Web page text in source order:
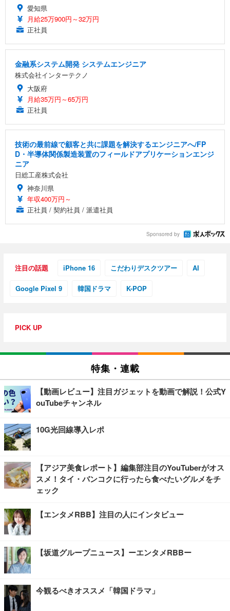
愛知県
月給25万900円～32万円
正社員
金融系システム開発 システムエンジニア
株式会社インターテクノ
大阪府
月給35万円～65万円
正社員
技術の最前線で顧客と共に課題を解決するエンジニアへ/FP
D・半導体関係製造装置のフィールドアプリケーションエンジ
ニア
日総工産株式会社
神奈川県
年収400万円～
正社員 / 契約社員 / 派遣社員
Sponsored by
注目の話題 iPhone 16 こだわりデスクツアー AI
Google Pixel 9 韓国ドラマ K-POP
PICK UP
特集・連載
【動画レビュー】注目ガジェットを動画で解説！公式Y
ouTubeチャンネル
10G光回線導入レポ
【アジア美食レポート】編集部注目のYouTuberがオス
スメ！タイ・バンコクに行ったら食べたいグルメをチ
ェック
【エンタメRBB】注目の人にインタビュー
【坂道グループニュース】ーエンタメRBBー
今観るべきオススメ「韓国ドラマ」